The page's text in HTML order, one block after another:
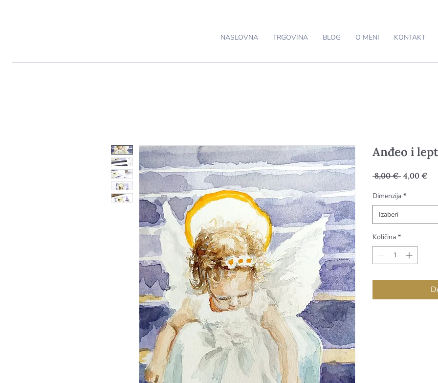
NASLOVNA TRGOVINA BLOG O MENI KONTAKT
Anđeo i
8,00 € Redovna
4,00 €
Dimenzija *
Izaberi
Količina *